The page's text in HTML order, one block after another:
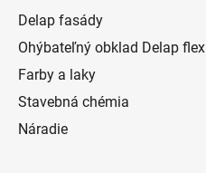
Delap fasády
Ohýbateľný obklad Delap flex
Farby a laky
Stavebná chémia
Náradie